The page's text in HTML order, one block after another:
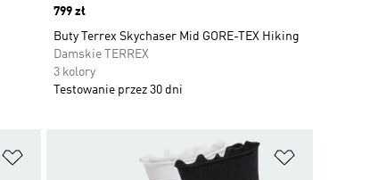
Price
799 zł
Buty Terrex Skychaser Mid GORE-TEX Hiking
Damskie TERREX
3 kolory
Testowanie przez 30 dni